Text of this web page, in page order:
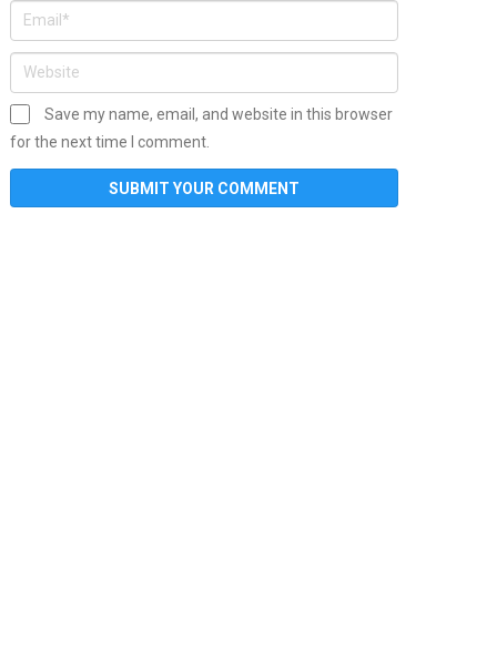
Save my name, email, and website in this browser
for the next time I comment.